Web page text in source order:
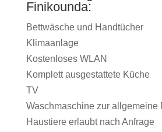
Finikounda:
Bettwäsche und Handtücher
Klimaanlage
Kostenloses WLAN
Komplett ausgestattete Küche
TV
Waschmaschine zur allgemeine
Haustiere erlaubt nach Anfrage